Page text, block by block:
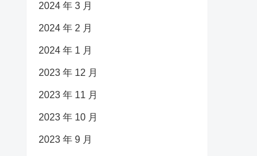
2024 年 3 月
2024 年 2 月
2024 年 1 月
2023 年 12 月
2023 年 11 月
2023 年 10 月
2023 年 9 月